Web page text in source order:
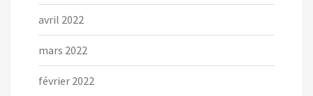
avril 2022
mars 2022
février 2022